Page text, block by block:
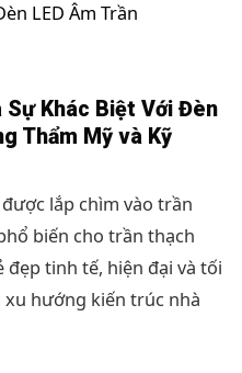
LED Âm Trần
Sự Khác Biệt Với Đèn
Thẩm Mỹ và Kỹ
lắp chìm vào trần
biến cho trần thạch
đẹp tinh tế, hiện đại và tối
hướng kiến trúc nhà